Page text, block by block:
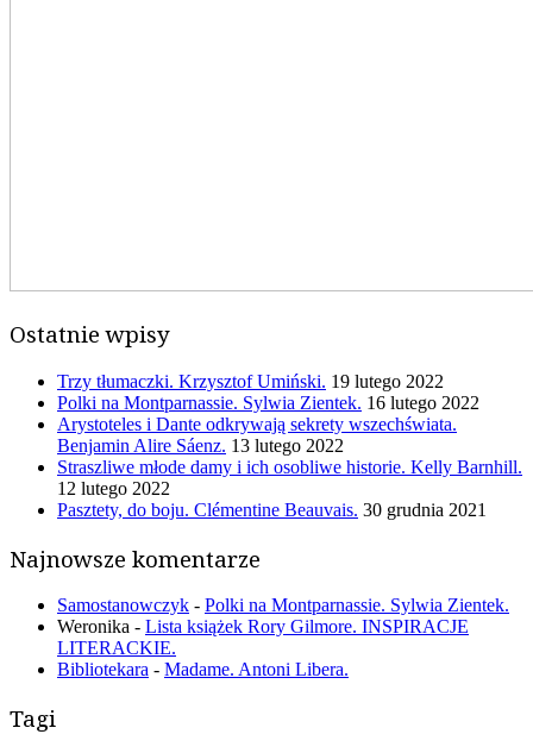
Ostatnie wpisy
Trzy tłumaczki. Krzysztof Umiński. 19 lutego 2022
Polki na Montparnassie. Sylwia Zientek. 16 lutego 2022
Arystoteles i Dante odkrywają sekrety wszechświata.
Benjamin Alire Sáenz. 13 lutego 2022
Straszliwe młode damy i ich osobliwe historie. Kelly Barnhill.
12 lutego 2022
Pasztety, do boju. Clémentine Beauvais. 30 grudnia 2021
Najnowsze komentarze
Samostanowczyk - Polki na Montparnassie. Sylwia Zientek.
Weronika - Lista książek Rory Gilmore. INSPIRACJE
LITERACKIE.
Bibliotekara - Madame. Antoni Libera.
Tagi